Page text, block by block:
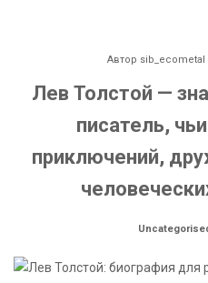
Автор sib_ecometal
Лев Толстой —
писатель,
приключений,